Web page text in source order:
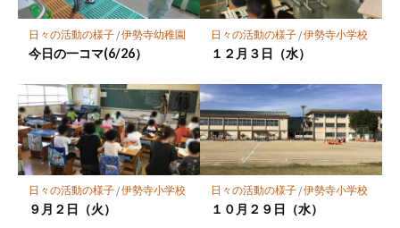
日々の活動の様子/伊勢寺幼稚園
今日の一コマ(6/26）
日々の活動の様子/伊勢寺小学校
１２月３日（水）
日々の活動の様子/伊勢寺小学校
９月２日（火）
日々の活動の様子/伊勢寺小学校
１０月２９日（水）